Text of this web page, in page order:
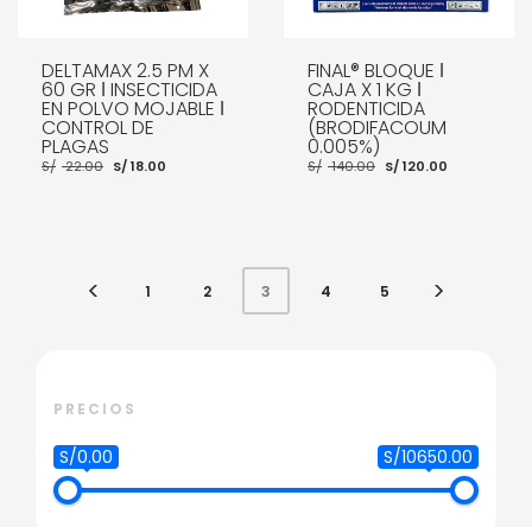
DELTAMAX 2.5 PM X
60 GR ǀ INSECTICIDA
EN POLVO MOJABLE ǀ
CONTROL DE
PLAGAS
S/ 22.00 El
precio
S/18.00
FINAL® BLOQUE ǀ
CAJA X 1 KG ǀ
RODENTICIDA
(BRODIFACOUM
0.005%)
S/ 140.00 El
precio
S/120.00
1 2 3 4 5
PRECIOS
S/0.00 S/10650.00